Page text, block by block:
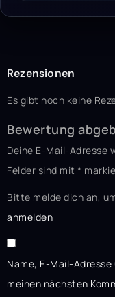
Rezensionen
Es gibt noch keine
Bewertung
Deine E-Mail-
Felder sind mit *
Bitte melde dich an,
anmelden
Name, E-Mail-
meinen nächsten